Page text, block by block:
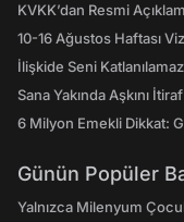
KVKK’dan Resmi
10-16 Ağustos Haftası
İlişkide Seni
Sana Yakında Aşkını
6 Milyon Emekli Dikkat:
Günün Popüler
Yalnızca Milenyum